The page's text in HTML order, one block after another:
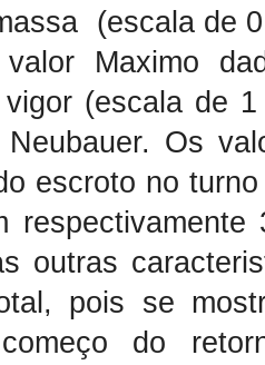
(escala de
Maximo
(escala de
Os
escroto no
outras
pois se
do